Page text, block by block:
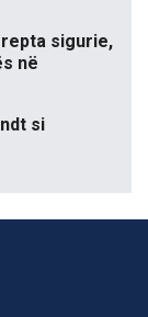
sigurie,
në
si